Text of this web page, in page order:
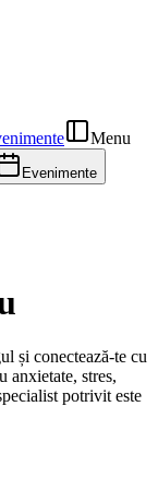
Menu
Evenimente
și conectează-te cu
anxietate, stres,
potrivit este